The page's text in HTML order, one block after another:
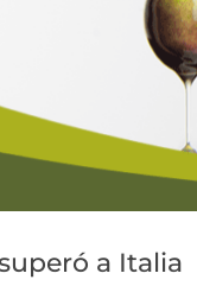
a Italia